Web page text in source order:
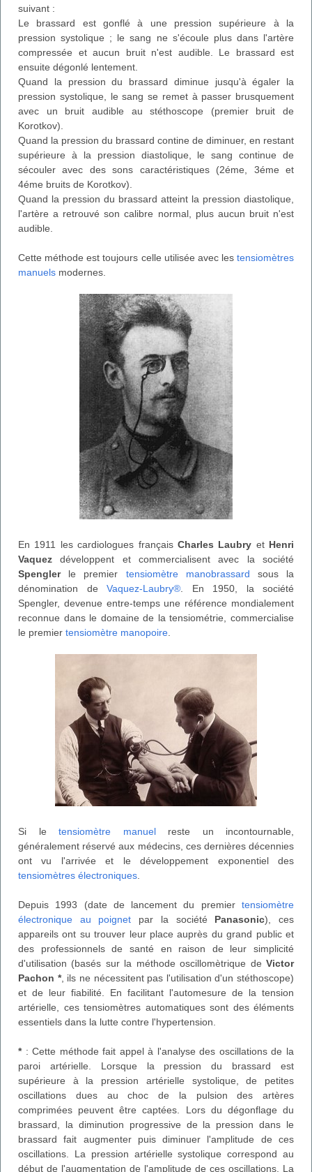
suivant :
Le brassard est gonflé à une pression supérieure à la
pression systolique ; le sang ne s'écoule plus dans l'artère
compressée et aucun bruit n'est audible. Le brassard est
ensuite dégonlé lentement.
Quand la pression du brassard diminue jusqu'à égaler la
pression systolique, le sang se remet à passer brusquement
avec un bruit audible au stéthoscope (premier bruit de
Korotkov).
Quand la pression du brassard contine de diminuer, en restant
supérieure à la pression diastolique, le sang continue de
sécouler avec des sons caractéristiques (2éme, 3éme et
4éme bruits de Korotkov).
Quand la pression du brassard atteint la pression diastolique,
l'artère a retrouvé son calibre normal, plus aucun bruit n'est
audible.
Cette méthode est toujours celle utilisée avec les tensiomètres
manuels modernes.
En 1911 les cardiologues français Charles Laubry et Henri
Vaquez développent et commercialisent avec la société
Spenglerle premier tensiomètre manobrassard sous la
dénomination de Vaquez-Laubry® . En 1950, la société
Spengler, devenue entre-temps une référence mondialement
reconnue dans le domaine de la tensiométrie, commercialise
le premier tensiomètre manopoire
Si le tensiomètre manuelreste un incontournable,
généralement réservé aux médecins, ces dernières décennies
ont vu l'arrivée et le développement exponentiel des
tensiomètres électroniques
Depuis 1993 (date de lancement du premier tensiomètre
électronique au poignet par la société Panasonic), ces
appareils ont su trouver leur place auprès du grand public et
des professionnels de santé en raison de leur simplicité
d'utilisation (basés sur la méthode oscillomètrique de Victor
Pachon *, ils ne nécessitent pas l'utilisation d'un stéthoscope)
et de leur fiabilité. En facilitant l'automesure de la tension
artérielle, ces tensiomètres automatiques sont des éléments
essentiels dans la lutte contre l'hypertension.
*: Cette méthode fait appel à l'analyse des oscillations de la
paroi artérielle. Lorsque la pression du brassard est
supérieure à la pression artérielle systolique, de petites
oscillations dues au choc de la pulsion des artères
comprimées peuvent être captées. Lors du dégonflage du
brassard, la diminution progressive de la pression dans le
brassard fait augmenter puis diminuer l'amplitude de ces
oscillations. La pression artérielle systolique correspond au
début de l'augmentation de l'amplitude de ces oscillations. La